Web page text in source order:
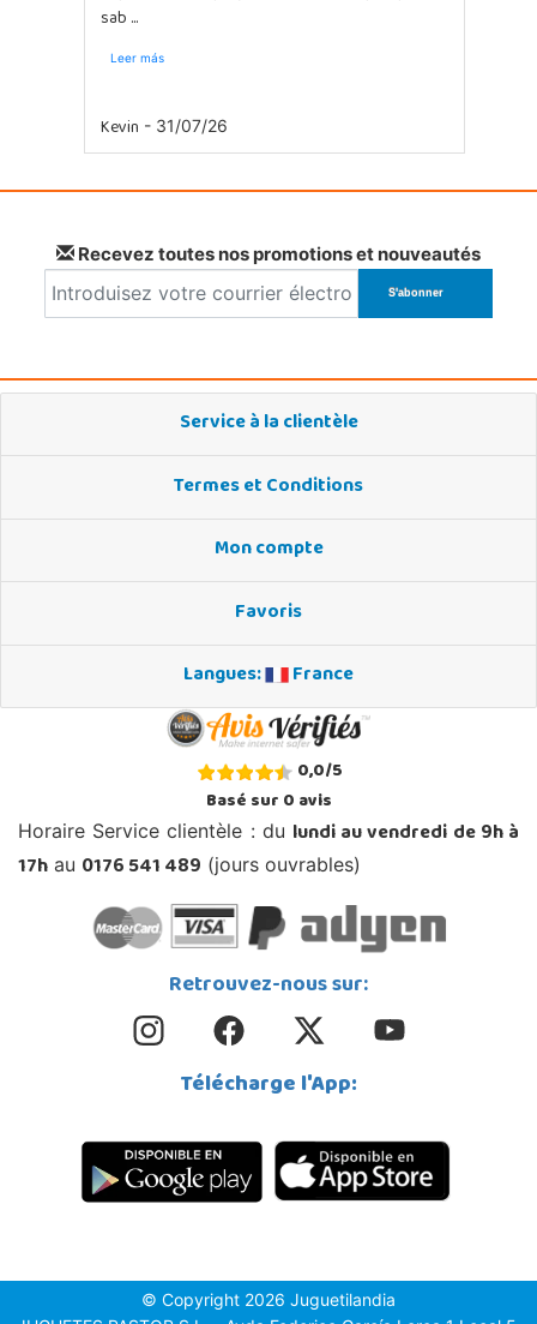
sab ...
Leer más
Kevin - 31/07/26
Recevez toutes nos promotions et nouveautés
Service à la clientèle
Termes et Conditions
Mon compte
Favoris
Langues:
France
0,0/5
Basé sur0avis
Horaire Service clientèle : du lundi au vendredi de 9h à
17h au 0176 541 489 (jours ouvrables)
Retrouvez-nous sur:
Télécharge l'App:
© Copyright 2026 Juguetilandia